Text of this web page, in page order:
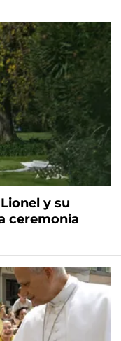
y su
ceremonia